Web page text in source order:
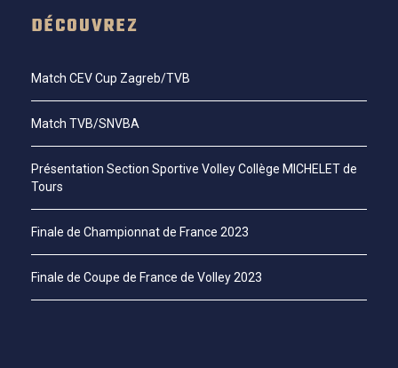
DÉCOUVREZ
Match CEV Cup Zagreb/TVB
Match TVB/SNVBA
Présentation Section Sportive Volley Collège MICHELET de
Tours
Finale de Championnat de France 2023
Finale de Coupe de France de Volley 2023